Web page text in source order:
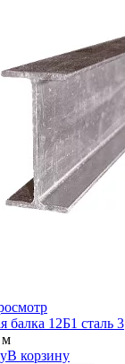
балка 12Б1 сталь 3
м
В корзину